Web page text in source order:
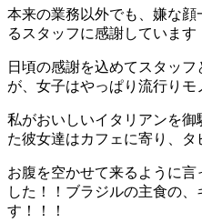
本来の業務以外でも、嫌な
るスタッフに感謝していま
日頃の感謝を込めてスタッ
が、女子はやっぱり流行りモ
私がおいしいイタリアンを
た彼女達はカフェに寄り、タ
お腹を空かせて来るように
した！！ブラジルの主食の
す！！！